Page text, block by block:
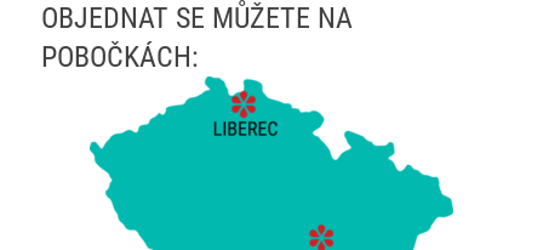
OBJEDNAT SE MŮŽETE NA
POBOČKÁCH: